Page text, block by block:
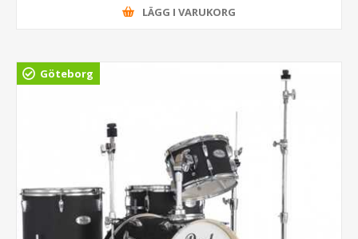
LÄGG I VARUKORG
Göteborg